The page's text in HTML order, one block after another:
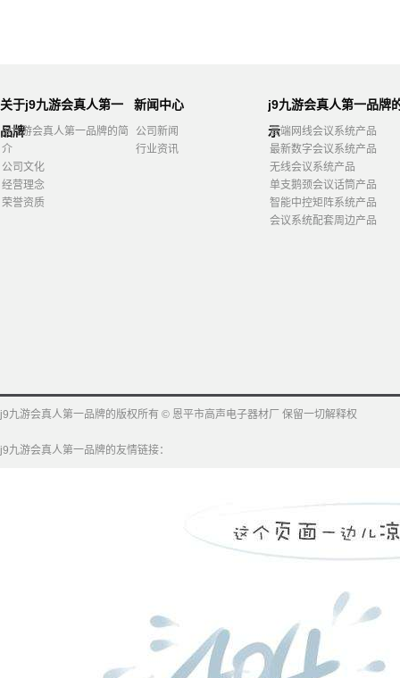
关于j9九游会真人第一
品牌
j9九游会真人第一品牌的简
介
公司文化
经营理念
荣誉资质
新闻中心
公司新闻
行业资讯
j9九游会真人第一品牌
示
高端网线会议系统产品
最新数字会议系统产品
无线会议系统产品
单支鹅颈会议话筒产品
智能中控矩阵系统产品
会议系统配套周边产品
j9九游会真人第一品牌的版权所有 © 恩平市高声电子器材厂 保留一切解释权
j9九游会真人第一品牌的友情链接：